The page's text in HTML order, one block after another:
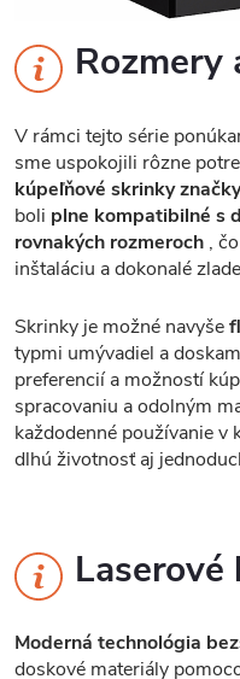
V rámci tejto série
sme uspokojili rôzne
kúpeľňové skrinky
boli plne kompatibilné s
rovnakých rozmeroch ,
inštaláciu a dokonalé
Skrinky je možné navyše
typmi umývadiel a
preferencií a možností
spracovaniu a odolným
každodenné používanie
dlhú životnosť aj
Laserové
Moderná technológia
doskové materiály